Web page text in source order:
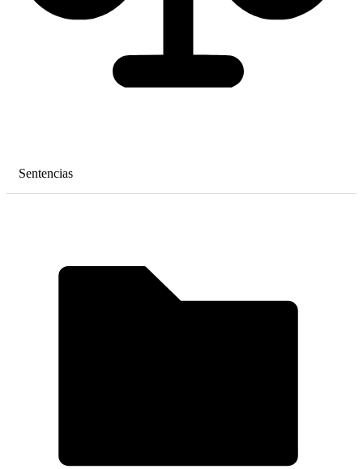
Sentencias